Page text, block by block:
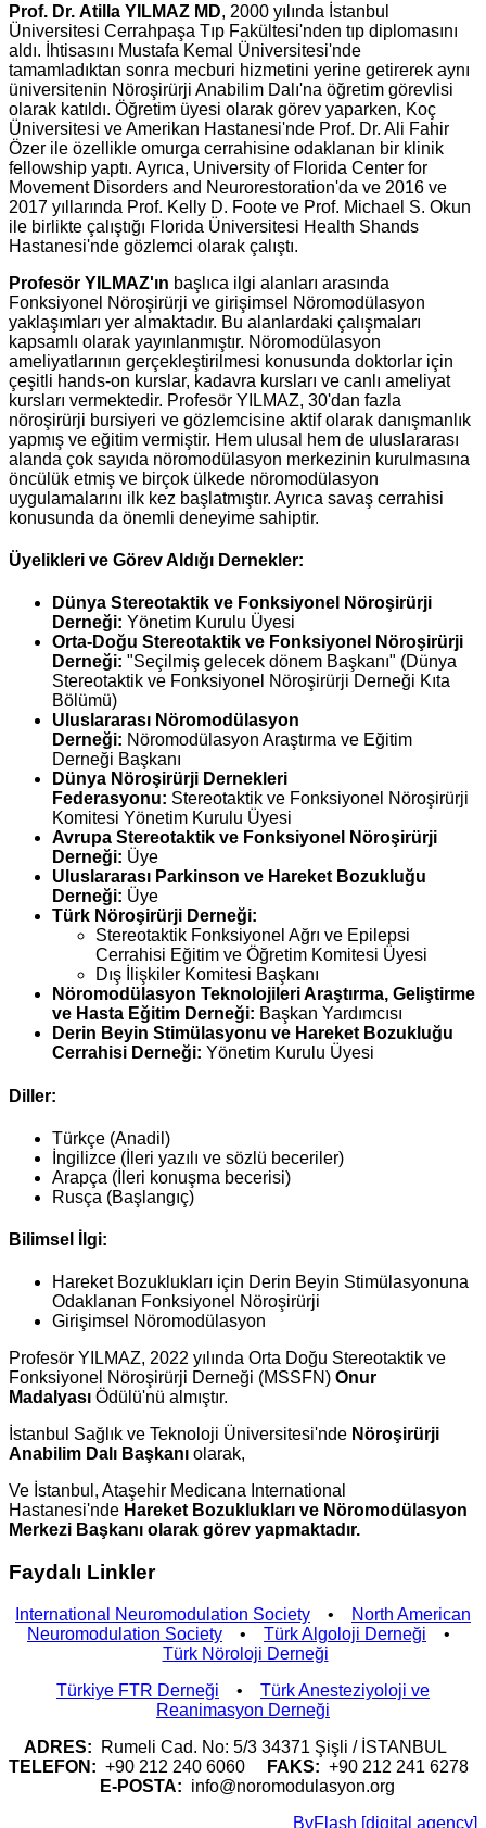
Prof. Dr. Atilla YILMAZ MD, 2000 yılında İstanbul
Üniversitesi Cerrahpaşa Tıp Fakültesi'nden tıp diplomasını
aldı. İhtisasını Mustafa Kemal Üniversitesi'nde
tamamladıktan sonra mecburi hizmetini yerine getirerek aynı
üniversitenin Nöroşirürji Anabilim Dalı'na öğretim görevlisi
olarak katıldı. Öğretim üyesi olarak görev yaparken, Koç
Üniversitesi ve Amerikan Hastanesi'nde Prof. Dr. Ali Fahir
Özer ile özellikle omurga cerrahisine odaklanan bir klinik
fellowship yaptı. Ayrıca, University of Florida Center for
Movement Disorders and Neurorestoration'da ve 2016 ve
2017 yıllarında Prof. Kelly D. Foote ve Prof. Michael S. Okun
ile birlikte çalıştığı Florida Üniversitesi Health Shands
Hastanesi'nde gözlemci olarak çalıştı.
Profesör YILMAZ'ın başlıca ilgi alanları arasında
Fonksiyonel Nöroşirürji ve girişimsel Nöromodülasyon
yaklaşımları yer almaktadır. Bu alanlardaki çalışmaları
kapsamlı olarak yayınlanmıştır. Nöromodülasyon
ameliyatlarının gerçekleştirilmesi konusunda doktorlar için
çeşitli hands-on kurslar, kadavra kursları ve canlı ameliyat
kursları vermektedir. Profesör YILMAZ, 30'dan fazla
nöroşirürji bursiyeri ve gözlemcisine aktif olarak danışmanlık
yapmış ve eğitim vermiştir. Hem ulusal hem de uluslararası
alanda çok sayıda nöromodülasyon merkezinin kurulmasına
öncülük etmiş ve birçok ülkede nöromodülasyon
uygulamalarını ilk kez başlatmıştır. Ayrıca savaş cerrahisi
konusunda da önemli deneyime sahiptir.
Üyelikleri ve Görev Aldığı Dernekler:
Dünya Stereotaktik ve Fonksiyonel Nöroşirürji
Derneği: Yönetim Kurulu Üyesi
Orta-Doğu Stereotaktik ve Fonksiyonel Nöroşirürji
Derneği: "Seçilmiş gelecek dönem Başkanı" (Dünya
Stereotaktik ve Fonksiyonel Nöroşirürji Derneği Kıta
Bölümü)
Uluslararası Nöromodülasyon
Derneği: Nöromodülasyon Araştırma ve Eğitim
Derneği Başkanı
Dünya Nöroşirürji Dernekleri
Federasyonu: Stereotaktik ve Fonksiyonel Nöroşirürji
Komitesi Yönetim Kurulu Üyesi
Avrupa Stereotaktik ve Fonksiyonel Nöroşirürji
Derneği: Üye
Uluslararası Parkinson ve Hareket Bozukluğu
Derneği: Üye
Türk Nöroşirürji Derneği:
Stereotaktik Fonksiyonel Ağrı ve Epilepsi
Cerrahisi Eğitim ve Öğretim Komitesi Üyesi
Dış İlişkiler Komitesi Başkanı
Nöromodülasyon Teknolojileri Araştırma, Geliştirme
ve Hasta Eğitim Derneği: Başkan Yardımcısı
Derin Beyin Stimülasyonu ve Hareket Bozukluğu
Cerrahisi Derneği: Yönetim Kurulu Üyesi
Diller:
Türkçe (Anadil)
İngilizce (İleri yazılı ve sözlü beceriler)
Arapça (İleri konuşma becerisi)
Rusça (Başlangıç)
Bilimsel İlgi:
Hareket Bozuklukları için Derin Beyin Stimülasyonuna
Odaklanan Fonksiyonel Nöroşirürji
Girişimsel Nöromodülasyon
Profesör YILMAZ, 2022 yılında Orta Doğu Stereotaktik ve
Fonksiyonel Nöroşirürji Derneği (MSSFN) Onur
Madalyası Ödülü'nü almıştır.
İstanbul Sağlık ve Teknoloji Üniversitesi'nde Nöroşirürji
Anabilim Dalı Başkanı olarak,
Ve İstanbul, Ataşehir Medicana International
Hastanesi'nde Hareket Bozuklukları ve Nöromodülasyon
Merkezi Başkanı olarak görev yapmaktadır.
Faydalı Linkler
International Neuromodulation Society •
North American
Neuromodulation Society • Türk Algoloji Derneği •
Türk Nöroloji Derneği
Türkiye FTR Derneği • Türk Anesteziyoloji ve
Reanimasyon Derneği
ADRES: Rumeli Cad. No: 5/3 34371 Şişli / İSTANBUL
TELEFON: +90 212 240 6060 FAKS: +90 212 241 6278
E-POSTA: info@noromodulasyon.org
ByFlash [digital agency]